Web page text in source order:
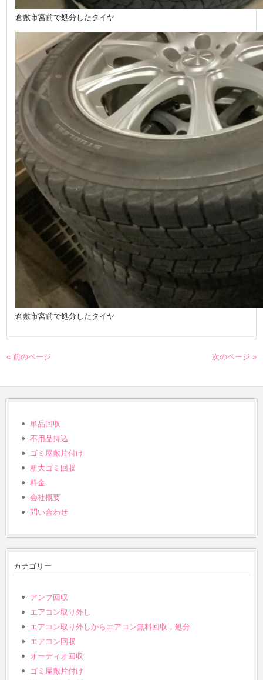
倉敷市宮前で処分したタイヤ
倉敷市宮前で処分したタイヤ
« 前のページ 次のページ »
単品回収
不用品持込
ゴミ屋敷片付け
粗大ゴミ回収
料金
会社概要
問い合わせ
カテゴリー
アンプ回収
エアコン取り外し
エアコン取り外しからエアコン無料回収，処分
エアコン回収
オーディオ回収
ゴミ屋敷片付け